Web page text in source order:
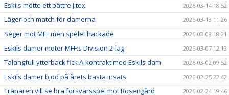
Eskils mötte ett bättre Jitex 2026-03-14 18:52
Läger och match för damerna 2026-03-13 11:26
Seger mot MFF men spelet hackade 2026-03-08 18:21
Eskils damer möter MFF:s Division 2-lag 2026-03-07 12:13
Talangfull ytterback fick A-kontrakt med Eskils dam 2026-03-02 09:52
Eskils damer bjöd på årets bästa insats 2026-02-25 22:42
Tränaren vill se bra försvarsspel mot Rosengård 2026-02-24 19:46